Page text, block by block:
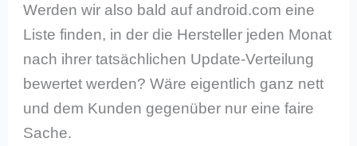
Werden wir also bald auf android.com eine
Liste finden, in der die Hersteller jeden Monat
nach ihrer tatsächlichen Update-Verteilung
bewertet werden? Wäre eigentlich ganz nett
und dem Kunden gegenüber nur eine faire
Sache.